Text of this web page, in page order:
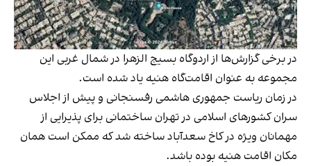
در برخی گزارش‌ها از اردوگاه بسیج الزهرا در شمال غربی این
مجموعه به عنوان اقامت‌گاه هنیه یاد شده است.
در زمان ریاست جمهوری هاشمی رفسنجانی و پیش از اجلاس
سران کشورهای اسلامی در تهران ساختمانی برای پذیرایی از
مهمانان ویژه در کاخ سعدآباد ساخته شد که ممکن است همان
مکان اقامت هنیه بوده باشد.